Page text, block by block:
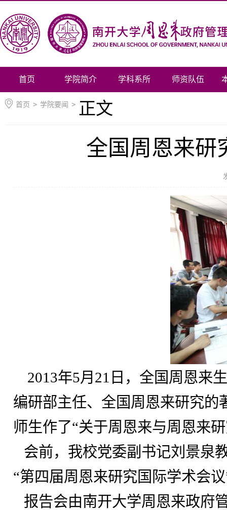
首页 学院简介 学科系所 师资队伍
首页 > 学院要闻 > 正文
全国周恩来研
2013年5月 21 日，全国周恩来
编研部主任、全国周恩来研究
师生作了“关于周恩来与周恩来
会前，我校党委副书记刘景泉
“第四届周恩来研究国际学术会
报告会由南开大学周恩来政府